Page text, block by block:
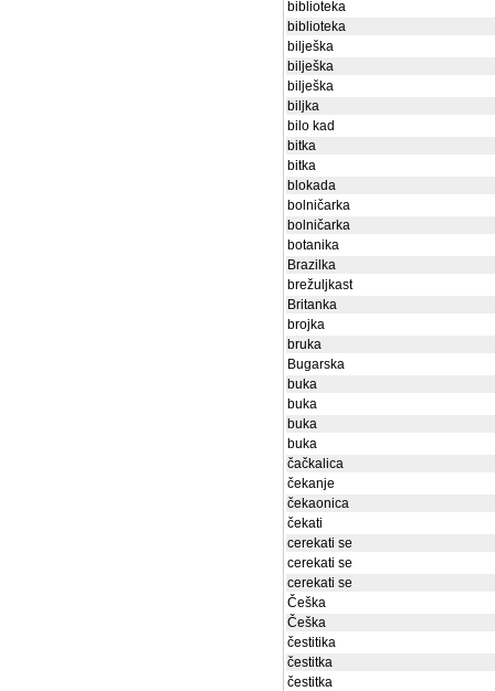
biblioteka
biblioteka
bilješka
bilješka
bilješka
biljka
bilo kad
bitka
bitka
blokada
bolničarka
bolničarka
botanika
Brazilka
brežuljkast
Britanka
brojka
bruka
Bugarska
buka
buka
buka
buka
čačkalica
čekanje
čekaonica
čekati
cerekati se
cerekati se
cerekati se
Češka
Češka
čestitika
čestitka
čestitka